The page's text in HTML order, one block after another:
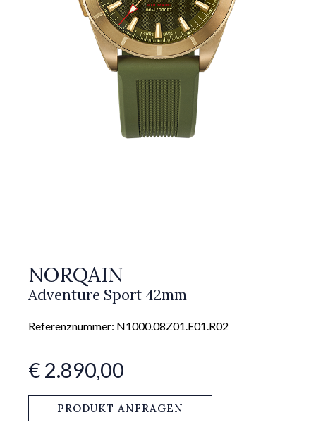
NORQAIN
Adventure Sport 42mm
Referenznummer: N1000.08Z01.E01.R02
€ 2.890,00
PRODUKT ANFRAGEN